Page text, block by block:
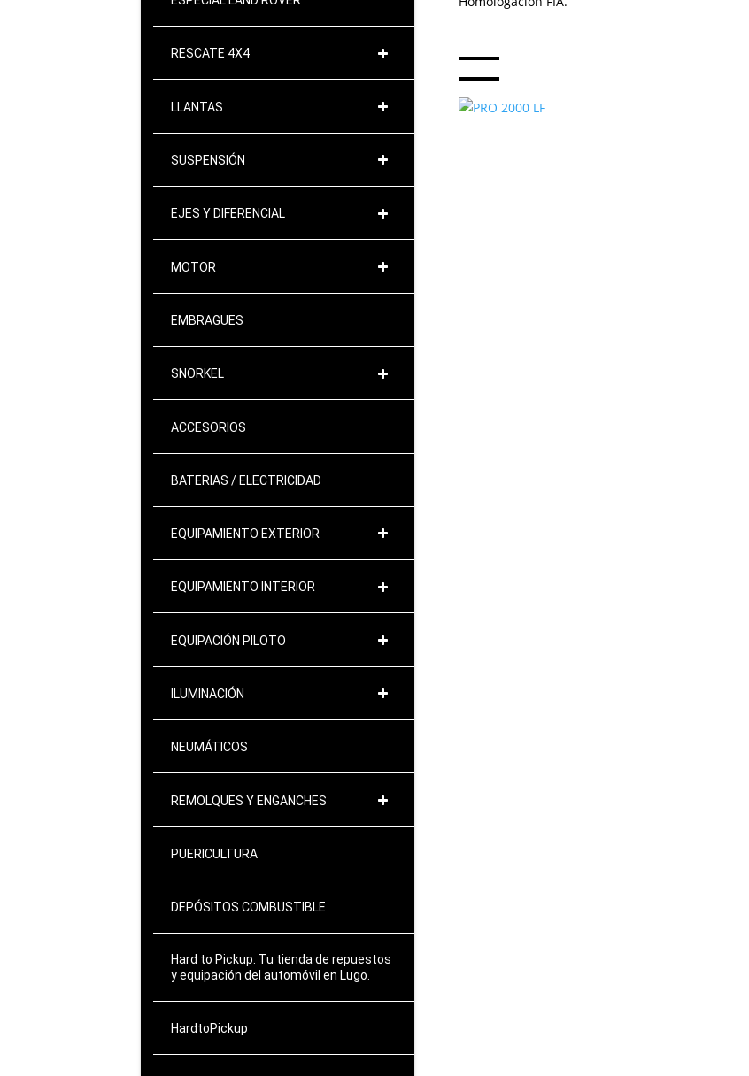
RESCATE 4X4
LLANTAS
SUSPENSIÓN
EJES Y DIFERENCIAL
MOTOR
EMBRAGUES
SNORKEL
ACCESORIOS
BATERIAS / ELECTRICIDAD
EQUIPAMIENTO EXTERIOR
EQUIPAMIENTO INTERIOR
EQUIPACIÓN PILOTO
ILUMINACIÓN
NEUMÁTICOS
REMOLQUES Y ENGANCHES
PUERICULTURA
DEPÓSITOS COMBUSTIBLE
Hard to Pickup. Tu tienda de repuestos
y equipación del automóvil en Lugo.
HardtoPickup